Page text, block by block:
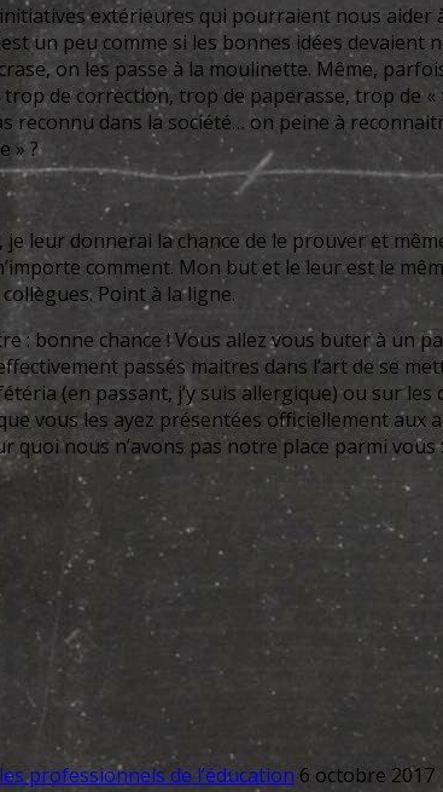
extérieures qui pourraient nous
un peu comme si les bonnes idées
on les passe à la moulinette. Même,
de correction, trop de paperasse, trop de
reconnu dans la société… on peine à
» ?
leur donnerai la chance de le prouver et
comment. Mon but et le leur est le
Point à la ligne.
bonne chance ! Vous allez vous buter à un
passés maitres dans l’art de se
(en passant, j’y suis allergique) ou sur
vous les ayez présentées officiellement
quoi nous n’avons pas notre place parmi
professionnels de l’éducation 6 octobre 2017